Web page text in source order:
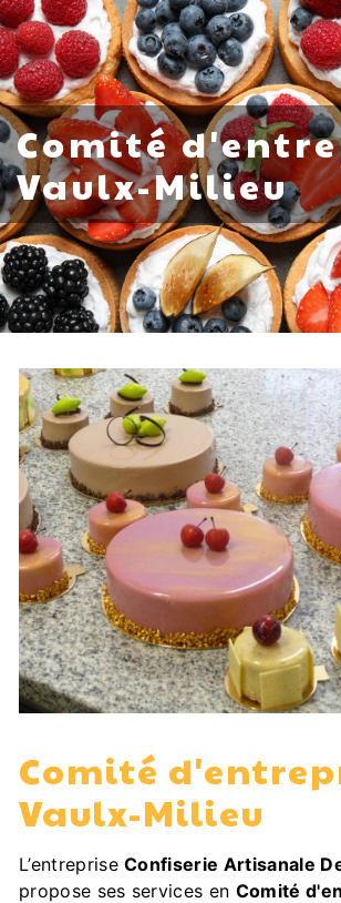
Panneau de gestion des cookies
Comité
Vaulx-Milieu
Comité
Vaulx-Milieu
L’entrepriseConfiserie Artisanale
propose ses services en Comité